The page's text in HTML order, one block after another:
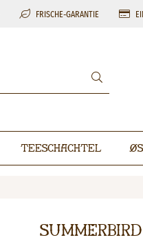
FRISCHE-GARANTIE
Teeschachtel